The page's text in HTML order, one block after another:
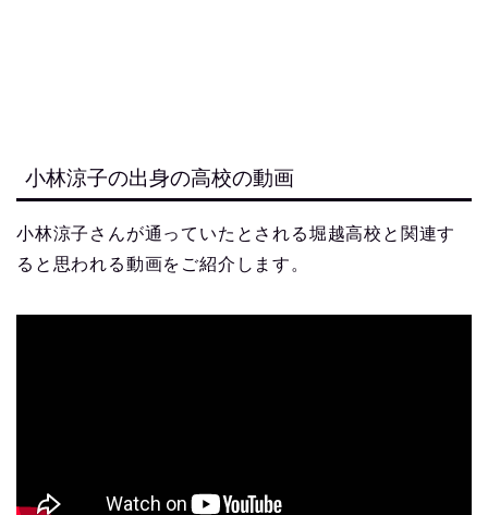
小林涼子の出身の高校の動画
小林涼子さんが通っていたとされる堀越高校と関連す
ると思われる動画をご紹介します。